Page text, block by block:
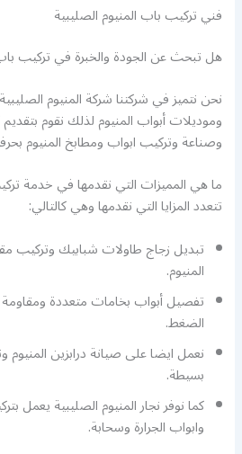
فني تركيب باب المنيوم الصليبية
هل تبحث عن الجودة والخبرة في تركيب باب
نحن نتميز في شركتنا شركة المنيوم
وموديلات أبواب المنيوم لذلك نقوم
وصناعة وتركيب ابواب ومطابخ المنيوم
ما هي المميزات التي نقدمها في خدمة
تتعدد المزايا التي نقدمها وهي كالتالي:
تبديل زجاج طاولات شبابيك وتركيب
المنيوم.
تفصيل أبواب بخامات متعددة
الضغط.
نعمل ايضا على صيانة درابزين المنيوم
بسيطة.
كما نوفر نجار المنيوم الصليبية يعمل
وابواب الجرارة وسحابة.